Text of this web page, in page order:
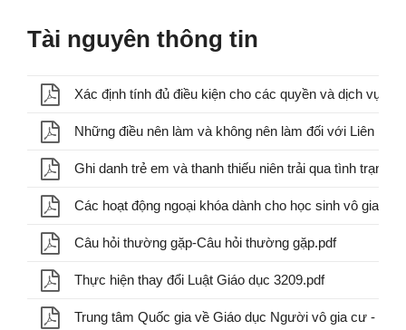
Tài nguyên thông tin
Những điều nên làm và không nên làm đối với Liên lạc
Các hoạt động ngoại khóa dành cho học sinh vô gia
Câu hỏi thường gặp-Câu hỏi thường gặp.pdf
Thực hiện thay đổi Luật Giáo dục 3209.pdf